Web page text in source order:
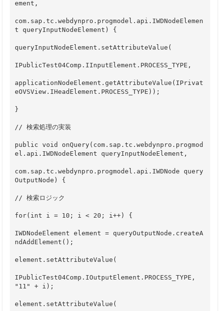
ement,
com.sap.tc.webdynpro.progmodel.api.IWDNodeElemen
t queryInputNodeElement) {
queryInputNodeElement.setAttributeValue(
IPublicTest04Comp.IInputElement.PROCESS_TYPE,
applicationNodeElement.getAttributeValue(IPrivat
eOVSView.IHeadElement.PROCESS_TYPE));
}
// 検索処理の実装
public void onQuery(com.sap.tc.webdynpro.progmod
el.api.IWDNodeElement queryInputNodeElement,
com.sap.tc.webdynpro.progmodel.api.IWDNode query
OutputNode) {
// 検索ロジック
for(int i = 10; i < 20; i++) {
IWDNodeElement element = queryOutputNode.createA
ndAddElement();
element.setAttributeValue(
IPublicTest04Comp.IOutputElement.PROCESS_TYPE,
"11" + i);
element.setAttributeValue(